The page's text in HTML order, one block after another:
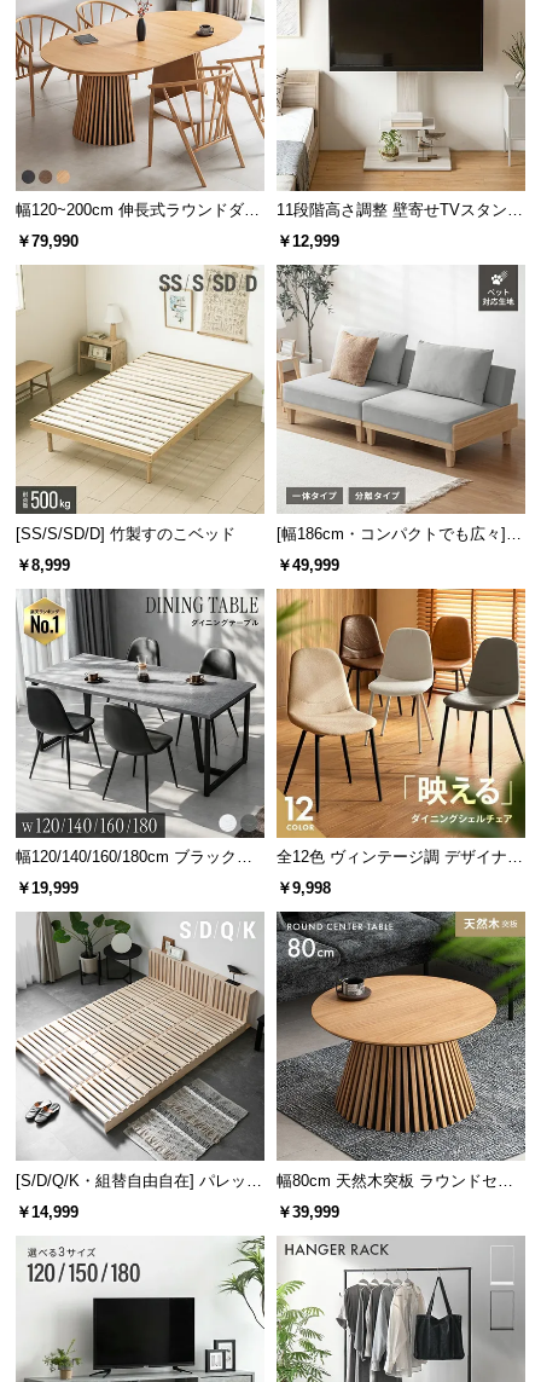
幅120~200cm 伸長式ラウンドダイ
ニングテーブル 6人掛け 天然木突
￥79,990
11段階高さ調整 壁寄せTVスタンド
キャスター付き 上下左右角度調節
￥12,999
[SS/S/SD/D] 竹製すのこベッド
￥8,999
[幅186cm・コンパクトでも広々] 3
人掛けソファベッド リクライニン
￥49,999
幅120/140/160/180cm ブラックフ
レーム ダイニング 大理石調 4人掛
￥19,999
全12色 ヴィンテージ調 デザイナー
ズシェルチェア
￥9,998
[S/D/Q/K・組替自由自在] パレット
ベッド 8/12/16枚セット
￥14,999
幅80cm 天然木突板 ラウンドセン
ターテーブル 美しい格子デザイン
￥39,999